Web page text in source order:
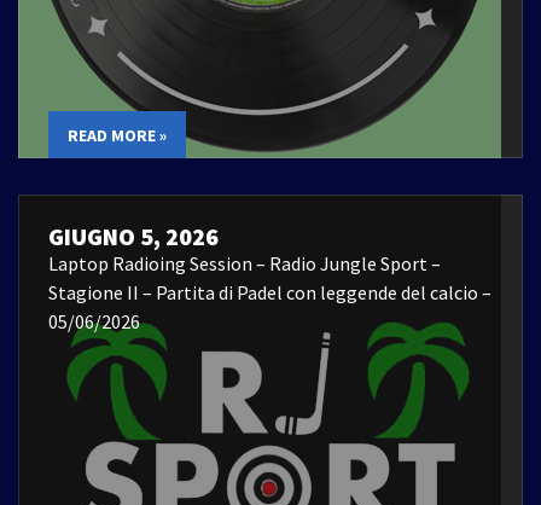
READ MORE »
GIUGNO 5, 2026
Laptop Radioing Session – Radio Jungle Sport –
Stagione II – Partita di Padel con leggende del calcio –
05/06/2026